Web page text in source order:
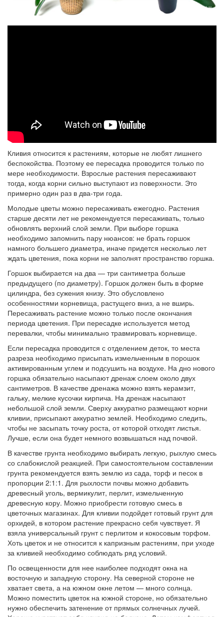
Кливия относится к растениям, которые не любят лишнего
беспокойства. Поэтому ее пересадка проводится только по
мере необходимости. Взрослые растения пересаживают
тогда, когда корни сильно выступают из поверхности. Это
примерно один раз в два-три года.
Молодые цветы можно пересаживать ежегодно. Растения
старше десяти лет не рекомендуется пересаживать, только
обновлять верхний слой земли. При выборе горшка
необходимо запомнить пару нюансов: не брать горшок
намного большего диаметра, иначе придется несколько лет
ждать цветения, пока корни не заполнят пространство горшка.
Горшок выбирается на два — три сантиметра больше
предыдущего (по диаметру). Горшок должен быть в форме
цилиндра, без сужения книзу. Это обусловлено
особенностями корневища, растущего вниз, а не вширь.
Пересаживать растение можно только после окончания
периода цветения. При пересадке используется метод
перевалки, чтобы минимально травмировать корневище.
Если пересадка проводится с отделением деток, то места
разреза необходимо присыпать измельченным в порошок
активированным углем и подсушить на воздухе. На дно нового
горшка обязательно насыпают дренаж слоем около двух
сантиметров. В качестве дренажа можно взять керамзит,
гальку, мелкие кусочки кирпича. На дренаж насыпают
небольшой слой земли. Сверху аккуратно размещают корни
кливии, присыпают аккуратно землей. Необходимо следить,
чтобы не засыпать точку роста, от которой отходят листья.
Лучше, если она будет немного возвышаться над почвой.
В качестве грунта необходимо выбирать легкую, рыхлую смесь
со слабокислой реакцией. При самостоятельном составлении
грунта рекомендуется взять землю из сада, торф и песок в
пропорции 2:1:1. Для рыхлости почвы можно добавить
древесный уголь, вермикулит, перлит, измельченную
древесную кору. Можно приобрести готовую смесь в
цветочных магазинах. Для кливии подойдет готовый грунт для
орхидей, в котором растение прекрасно себя чувствует. Я
взяла универсальный грунт с перлитом и кокосовым торфом.
Хоть цветок и не относится к капризным растениям, при уходе
за кливией необходимо соблюдать ряд условий.
По освещенности для нее наиболее подходят окна на
восточную и западную сторону. На северной стороне не
хватает света, а на южном окне летом — много солнца.
Можно поместить цветок на южной стороне, но обязательно
нужно обеспечить затенение от прямых солнечных лучей.